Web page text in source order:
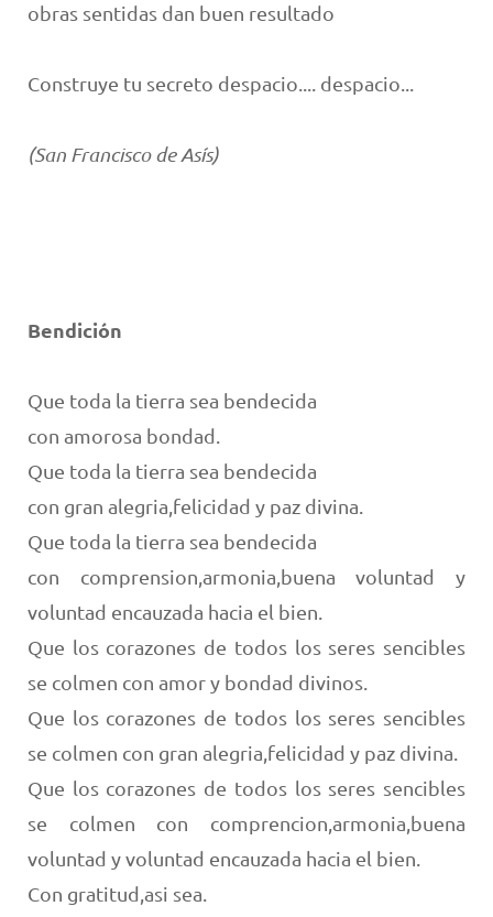
obras sentidas dan buen resultado
Construye tu secreto despacio.... despacio...
(San Francisco de Asís)
Bendición
Que toda la tierra sea bendecida
con amorosa bondad.
Que toda la tierra sea bendecida
con gran alegria,felicidad y paz divina.
Que toda la tierra sea bendecida
con comprension,armonia,buena voluntad y
voluntad encauzada hacia el bien.
Que los corazones de todos los seres sencibles
se colmen con amor y bondad divinos.
Que los corazones de todos los seres sencibles
se colmen con gran alegria,felicidad y paz divina.
Que los corazones de todos los seres sencibles
se colmen con comprencion,armonia,buena
voluntad y voluntad encauzada hacia el bien.
Con gratitud,asi sea.